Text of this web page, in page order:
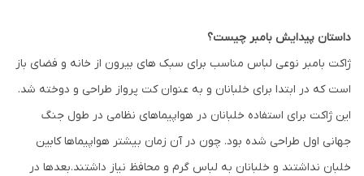
داستان پیدایش بامبر چیست؟
ژاکت بامبر نوعی لباس مناسب برای سبک های بیرون از خانه و فضای باز
است که در ابتدا برای خلبانان و به عنوان کت پرواز طراحی و دوخته شد.
این ژاکت برای استفاده خلبانان در هواپیماهای نظامی در طول جنگ
جهانی اول طراحی شده بود. چون در آن زمان بیشتر هواپیماها کابین
خلبان نداشتند و خلبانان به لباس گرم و محافظ نیاز داشتند.بعدها در